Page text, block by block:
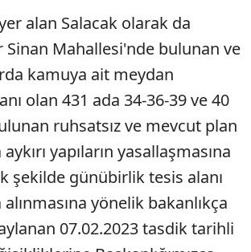
alan Salacak olarak da
Mahallesi'nde bulunan ve
kamuya ait meydan
olan 431 ada 34-36-39 ve 40
ruhsatsız ve mevcut plan
yapıların yasallaşmasına
şekilde günübirlik tesis alanı
yönelik bakanlıkça
07.02.2023 tasdik tarihli